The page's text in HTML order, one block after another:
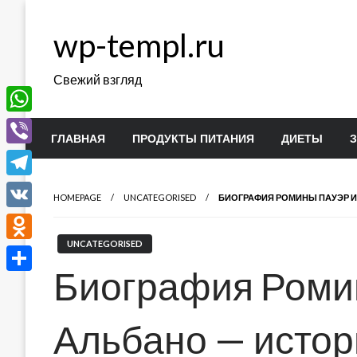
содержимомуwp-templ.ru
Свежий взгляд
ГЛАВНАЯ ПРОДУКТЫ ПИТАНИЯ ДИЕТЫ
HOMEPAGE UNCATEGORISED БИОГРАФИЯ РОМИНЫ ПАУЭР
UNCATEGORISED
Биография
Альбано —
WhatsApp
Viber
Telegram
VK
Odnoklassniki
Отправить